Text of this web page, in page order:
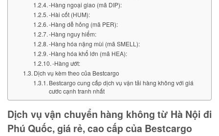
-Hàng ngoại giao (mã DIP):
-Hài cốt (HUM):
-Hàng dễ hỏng (mã PER):
-Hàng nguy hiểm:
-Hàng hóa nặng mùi (mã SMELL):
-Hàng hóa khổ lớn (mã HEA):
-Hàng ướt:
Dịch vụ kèm theo của Bestcargo
Bestcargo cung cấp dịch vụ vận tải hàng không với giá
cước cạnh tranh nhất
Dịch vụ vận chuyển hàng không từ Hà Nội đi
Phú Quốc, giá rẻ, cao cấp của Bestcargo